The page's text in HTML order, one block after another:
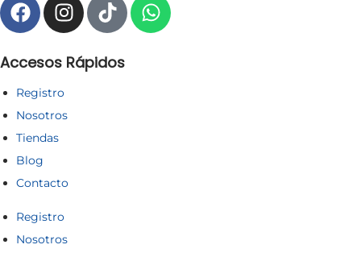
Accesos Rápidos
Registro
Nosotros
Tiendas
Blog
Contacto
Registro
Nosotros